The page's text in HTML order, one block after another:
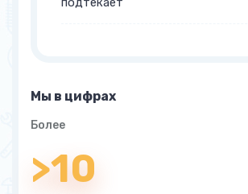
Мы в цифрах
Более
>10